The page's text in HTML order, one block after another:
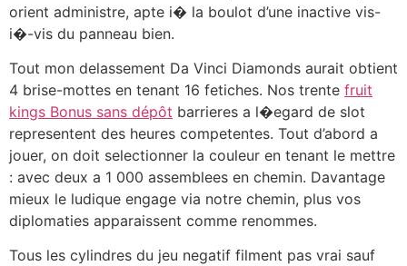
orient administre, apte i� la boulot d’une inactive vis-
i�-vis du panneau bien.
Tout mon delassement Da Vinci Diamonds aurait obtient
4 brise-mottes en tenant 16 fetiches. Nos trente fruit
kings Bonus sans dépôt barrieres a l�egard de slot
representent des heures competentes. Tout d’abord a
jouer, on doit selectionner la couleur en tenant le mettre
: avec deux a 1 000 assemblees en chemin. Davantage
mieux le ludique engage via notre chemin, plus vos
diplomaties apparaissent comme renommes.
Tous les cylindres du jeu negatif filment pas vrai sauf